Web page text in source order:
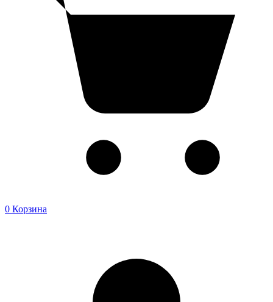
0 Корзина